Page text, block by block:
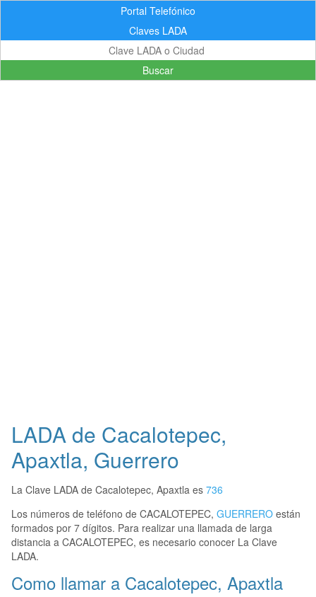
Portal Telefónico
Claves LADA
Buscar
LADA de Cacalotepec,
Apaxtla, Guerrero
La Clave LADA de Cacalotepec, Apaxtla es 736
Los números de teléfono de CACALOTEPEC, GUERRERO están
formados por 7 dígitos. Para realizar una llamada de larga
distancia a CACALOTEPEC, es necesario conocer La Clave
LADA.
Como llamar a Cacalotepec, Apaxtla